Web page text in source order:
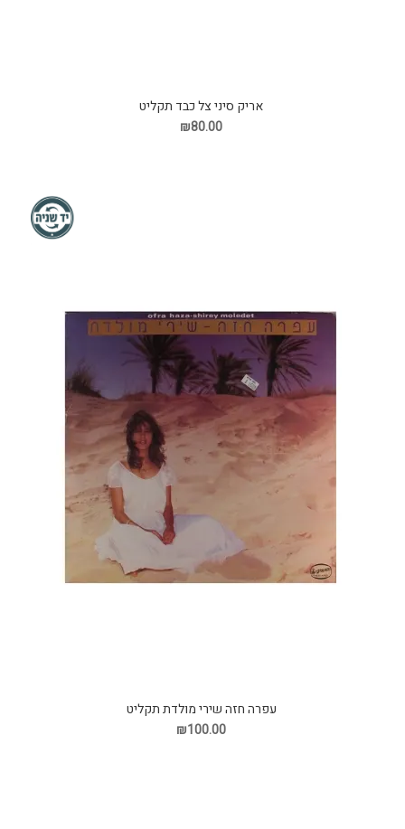
אריק סיני צל כבד תקליט
₪80.00
עפרה חזה שירי מולדת תקליט
₪100.00